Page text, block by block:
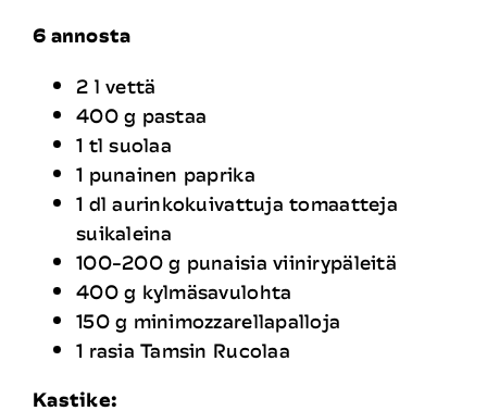
6 annosta
2 l vettä
400 g pastaa
1 tl suolaa
1 punainen paprika
1 dl aurinkokuivattuja tomaatteja
suikaleina
100-200 g punaisia viinirypäleitä
400 g kylmäsavulohta
150 g minimozzarellapalloja
1 rasia Tamsin Rucolaa
Kastike: